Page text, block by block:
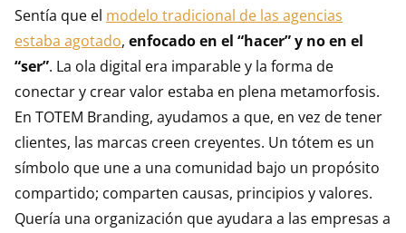
Sentía que el modelo tradicional de las agencias
estaba agotado, enfocado en el “hacer” y no en el
“ser”. La ola digital era imparable y la forma de
conectar y crear valor estaba en plena metamorfosis.
En TOTEM Branding, ayudamos a que, en vez de tener
clientes, las marcas creen creyentes. Un tótem es un
símbolo que une a una comunidad bajo un propósito
compartido; comparten causas, principios y valores.
Quería una organización que ayudara a las empresas a